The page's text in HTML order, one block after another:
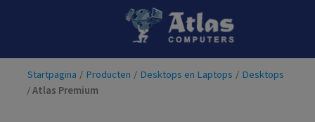
Ga
naar
Ga
Startpagina / Producten / Desktops en Laptops / Desktops
/Atlas Premium